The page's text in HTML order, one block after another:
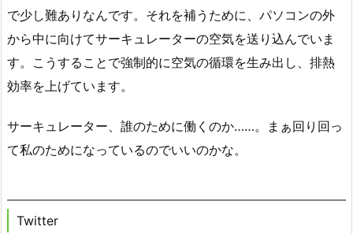
で少し難ありなんです。それを補うために、パソコンの外
から中に向けてサーキュレーターの空気を送り込んでいま
す。こうすることで強制的に空気の循環を生み出し、排熱
効率を上げています。
サーキュレーター、誰のために働くのか……。まぁ回り回っ
て私のためになっているのでいいのかな。
Twitter